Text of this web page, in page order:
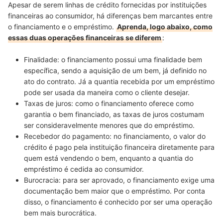
Apesar de serem linhas de crédito fornecidas por instituições
financeiras ao consumidor, há diferenças bem marcantes entre
o financiamento e o empréstimo. Aprenda, logo abaixo, como
essas duas operações financeiras se diferem:
Finalidade: o financiamento possui uma finalidade bem
específica, sendo a aquisição de um bem, já definido no
ato do contrato. Já a quantia recebida por um empréstimo
pode ser usada da maneira como o cliente desejar.
Taxas de juros: como o financiamento oferece como
garantia o bem financiado, as taxas de juros costumam
ser consideravelmente menores que do empréstimo.
Recebedor do pagamento: no financiamento, o valor do
crédito é pago pela instituição financeira diretamente para
quem está vendendo o bem, enquanto a quantia do
empréstimo é cedida ao consumidor.
Burocracia: para ser aprovado, o financiamento exige uma
documentação bem maior que o empréstimo. Por conta
disso, o financiamento é conhecido por ser uma operação
bem mais burocrática.